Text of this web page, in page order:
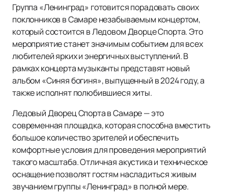
Группа «Ленинград» готовится порадовать своих
поклонников в Самаре незабываемым концертом,
который состоится в Ледовом Дворце Спорта. Это
мероприятие станет значимым событием для всех
любителей ярких и энергичных выступлений. В
рамках концерта музыканты представят новый
альбом «Синяя богиня», выпущенный в 2024 году, а
также исполнят полюбившиеся хиты.
Ледовый Дворец Спорта в Самаре — это
современная площадка, которая способна вместить
большое количество зрителей и обеспечить
комфортные условия для проведения мероприятий
такого масштаба. Отличная акустика и техническое
оснащение позволят гостям насладиться живым
звучанием группы «Ленинград» в полной мере.